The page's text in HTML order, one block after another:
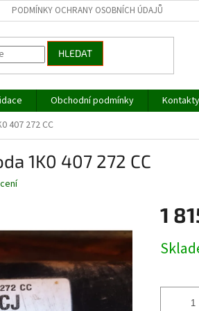
PODMÍNKY OCHRANY OSOBNÍCH ÚDAJŮ
HLEDAT
Obchodní podmínky
Kontakty
407 272 CC
1K0 407 272 CC
1
cena: